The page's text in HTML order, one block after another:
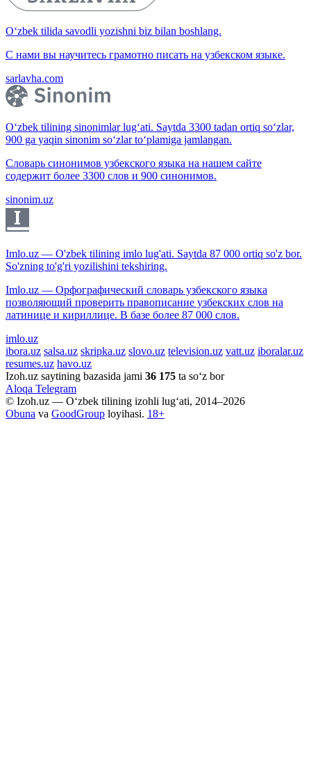
O‘zbek tilida savodli yozishni biz bilan boshlang.
С нами вы научитесь грамотно писать на узбекском языке.
sarlavha.com
O‘zbek tilining sinonimlar lug‘ati. Saytda 3300 tadan ortiq so‘zlar,
900 ga yaqin sinonim so‘zlar to‘plamiga jamlangan.
Словарь синонимов узбекского языка на нашем сайте
содержит более 3300 слов и 900 синонимов.
sinonim.uz
Imlo.uz — O'zbek tilining imlo lug'ati. Saytda 87 000 ortiq so'z bor.
So'zning to'g'ri yozilishini tekshiring.
Imlo.uz — Орфографический словарь узбекского языка
позволяющий проверить правописание узбекских слов на
латинице и кириллице. В базе более 87 000 слов.
imlo.uz
ibora.uz salsa.uz skripka.uz slovo.uz television.uz vatt.uz iboralar.uz
resumes.uz havo.uz
Izoh.uz saytining bazasida jami 36 175 ta so‘z bor
Aloqa Telegram
© Izoh.uz — O‘zbek tilining izohli lug‘ati, 2014–2026
Obuna va GoodGroup loyihasi. 18+